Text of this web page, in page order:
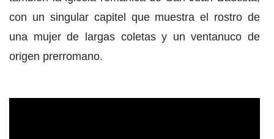
con un singular capitel que muestra el rostro de
una mujer de largas coletas y un ventanuco de
origen prerromano.